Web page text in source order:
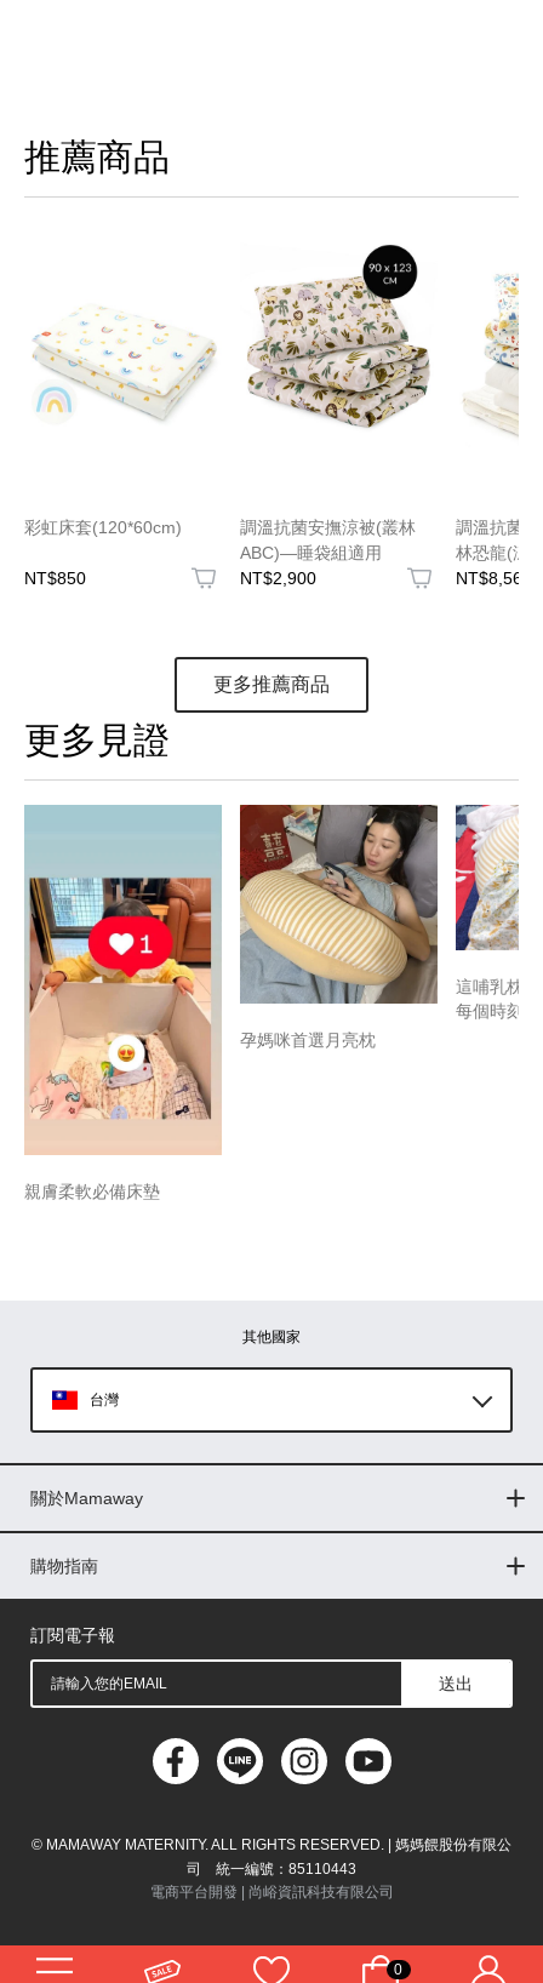
0
推薦商品
彩虹床套(120*60cm)
NT$850
調溫抗菌安撫涼被(叢林
ABC)—睡袋組適用
NT$2,900
調溫抗菌
林恐龍(涼
件組)
NT$8,560
更多推薦商品
更多見證
親膚柔軟必備床墊
孕媽咪首選月亮枕
這哺乳枕
每個時刻~
其他國家
台灣
印尼
菲律賓
馬來西亞
關於Mamaway
門市據點
最新消息
品牌故事
人力招募
媒體花絮
隱私權聲明
CSR企業社會責任
購物指南
購物常見問題
退換貨問題
儲值金使用條款
購買儲值金
發票問題
會員權益
線上留言
吸乳器-免費體驗
訂閱電子報
送出
© MAMAWAY MATERNITY. ALL RIGHTS RESERVED. | 媽媽餵股份有限公
司 統一編號：85110443
電商平台開發 |
尚峪資訊科技有限公司